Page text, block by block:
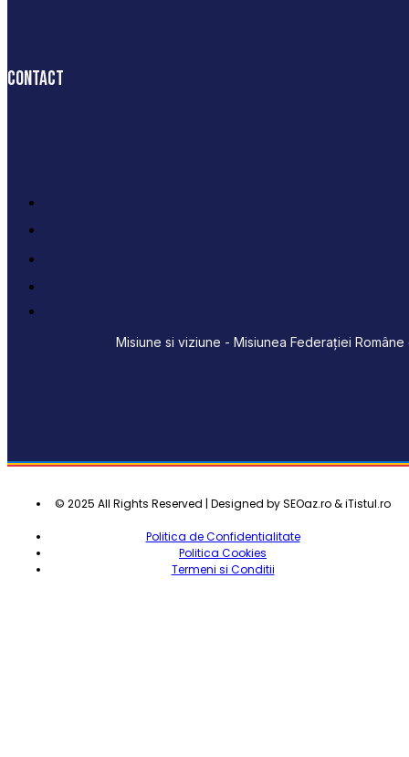
Contact
Misiune si viziune - Misiunea Federației
© 2025 All Rights Reserved | Designed by SEOaz.ro & iTistul.ro
Politica de Confidentialitate
Politica Cookies
Termeni si Conditii